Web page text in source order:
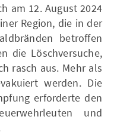
am 12. August 2024
Region, die in der
betroffen
die Löschversuche,
rasch aus. Mehr als
werden. Die
erforderte den
und